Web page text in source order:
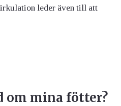
leder även till att
om mina fötter?